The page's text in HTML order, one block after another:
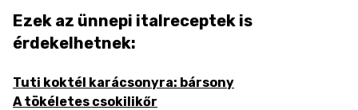
Ezek az ünnepi italreceptek is
érdekelhetnek:
Tuti koktél karácsonyra: bársony
A tökéletes csokilikőr